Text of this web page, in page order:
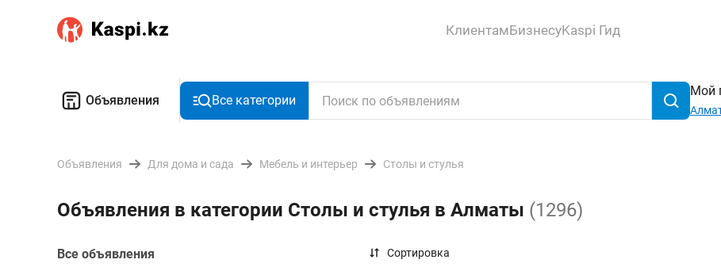
КлиентамБизнесуKaspi Гид
Объявления Все категории
Мой
Объявления Для дома и сада Мебель и интерьер Столы и стулья
Объявления в категории Столы и стулья в Алматы (1296)
Все объявления
Сортировка